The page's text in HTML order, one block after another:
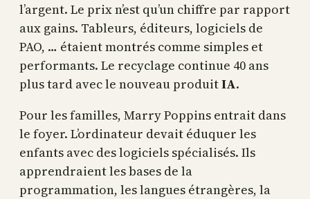
l’argent. Le prix n’est qu’un chiffre par rapport
aux gains. Tableurs, éditeurs, logiciels de
PAO, … étaient montrés comme simples et
performants. Le recyclage continue 40 ans
plus tard avec le nouveau produitIA.
Pour les familles, Marry Poppins entrait dans
le foyer. L’ordinateur devait éduquer les
enfants avec des logiciels spécialisés. Ils
apprendraient les bases de la
programmation, les langues étrangères, la